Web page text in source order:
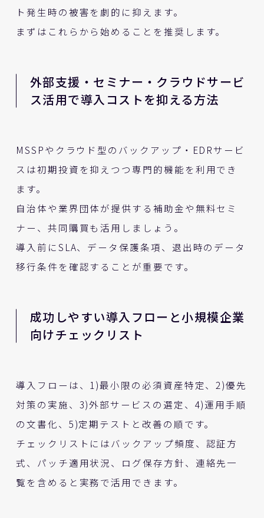
ト発生時の被害を劇的に抑えます。
まずはこれらから始めることを推奨します。
外部支援・セミナー・クラウドサービ
ス活用で導入コストを抑える方法
MSSPやクラウド型のバックアップ・EDRサービ
スは初期投資を抑えつつ専門的機能を利用でき
ます。
自治体や業界団体が提供する補助金や無料セミ
ナー、共同購買も活用しましょう。
導入前にSLA、データ保護条項、退出時のデータ
移行条件を確認することが重要です。
成功しやすい導入フローと小規模企業
向けチェックリスト
導入フローは、1)最小限の必須資産特定、2)優先
対策の実施、3)外部サービスの選定、4)運用手順
の文書化、5)定期テストと改善の順です。
チェックリストにはバックアップ頻度、認証方
式、パッチ適用状況、ログ保存方針、連絡先一
覧を含めると実務で活用できます。